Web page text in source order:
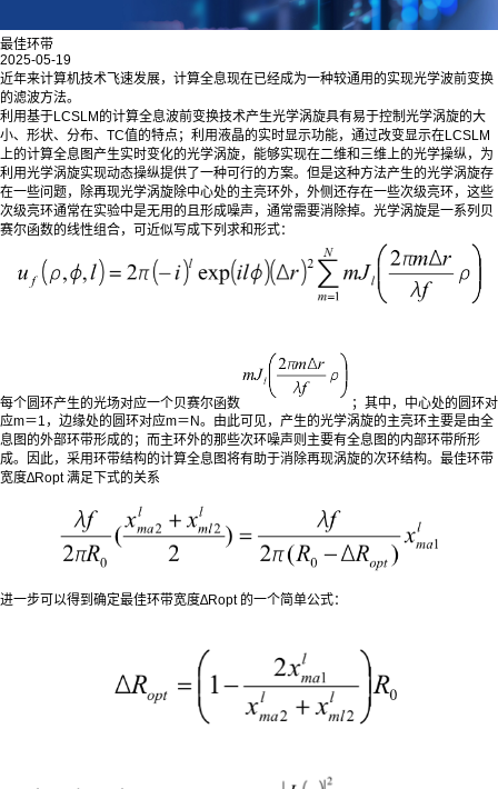
最佳环带
2025-05-19
近年来计算机技术飞速发展，计算全息现在已经成为一种较通用的实现光学波前变换
的滤波方法。
利用基于LCSLM的计算全息波前变换技术产生光学涡旋具有易于控制光学涡旋的大
小、形状、分布、TC值的特点；利用液晶的实时显示功能，通过改变显示在LCSLM
上的计算全息图产生实时变化的光学涡旋，能够实现在二维和三维上的光学操纵，为
利用光学涡旋实现动态操纵提供了一种可行的方案。但是这种方法产生的光学涡旋存
在一些问题，除再现光学涡旋除中心处的主亮环外，外侧还存在一些次级亮环，这些
次级亮环通常在实验中是无用的且形成噪声，通常需要消除掉。光学涡旋是一系列贝
赛尔函数的线性组合，可近似写成下列求和形式：
每个圆环产生的光场对应一个贝赛尔函数
；其中，中心处的圆环对
应m＝1，边缘处的圆环对应m＝N。由此可见，产生的光学涡旋的主亮环主要是由全
息图的外部环带形成的；而主环外的那些次环噪声则主要有全息图的内部环带所形
成。因此，采用环带结构的计算全息图将有助于消除再现涡旋的次环结构。最佳环带
宽度∆Ropt 满足下式的关系
进一步可以得到确定最佳环带宽度∆Ropt 的一个简单公式：